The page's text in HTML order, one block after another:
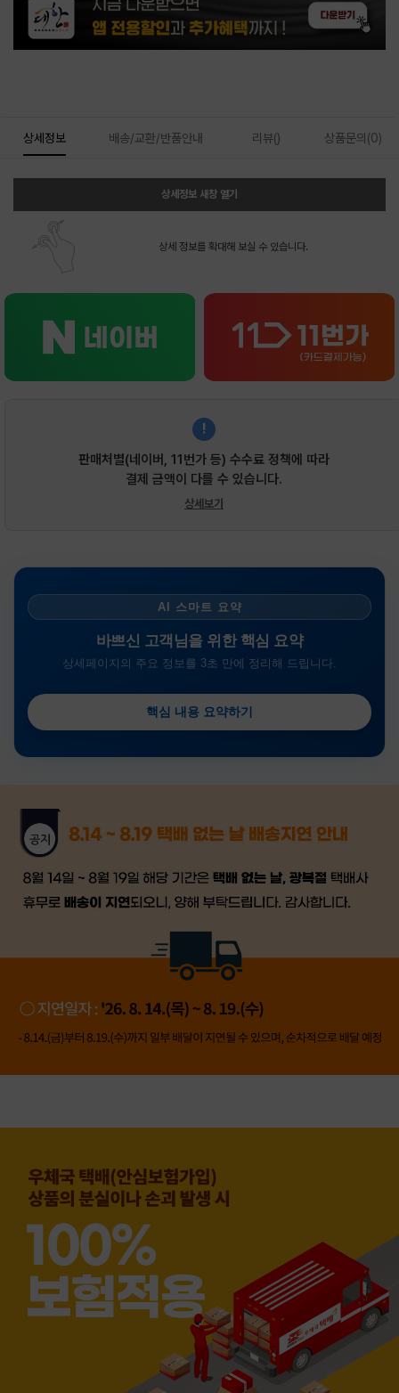
상세정보 배송/교환/반품안내 리뷰() 상품문의(0)
상세정보 새창 열기
상세 정보를 확대해 보실 수 있습니다.
!
판매처별(네이버, 11번가 등) 수수료 정책에 따라
결제 금액이 다를 수 있습니다.
상세보기
AI 스마트 요약
바쁘신 고객님을 위한 핵심 요약
상세페이지의 주요 정보를 3초 만에 정리해 드립니다.
핵심 내용 요약하기
배송